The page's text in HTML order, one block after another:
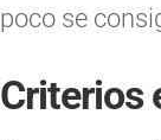
poco se
Criterios